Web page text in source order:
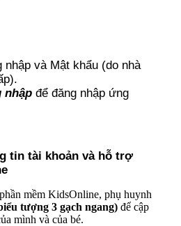
nhập và Mật khẩu (do nhà
nhập để đăng nhập ứng
tin tài khoản và hỗ trợ
mềm KidsOnline, phụ huynh
tượng 3 gạch ngang) để cập
mình và của bé.